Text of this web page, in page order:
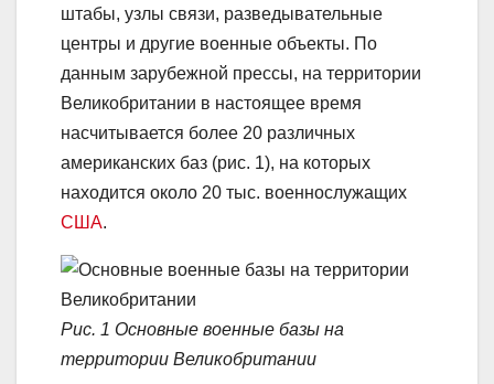
штабы, узлы связи, разведывательные
центры и другие военные объекты. По
данным зарубежной прессы, на территории
Великобритании в настоящее время
насчитывается более 20 различных
американских баз (рис. 1), на которых
находится около 20 тыс. военнослужащих
США.
Рис. 1 Основные военные базы на
территории Великобритании